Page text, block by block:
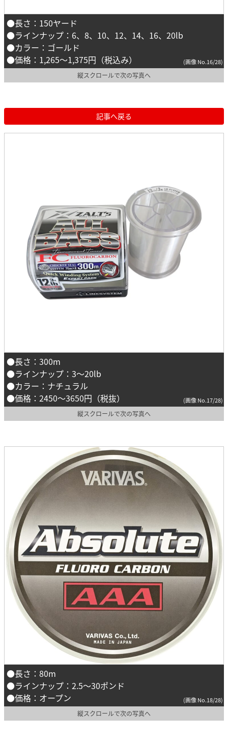
●長さ：150ヤード
●ラインナップ：6、8、10、12、14、16、20lb
●カラー：ゴールド
●価格：1,265〜1,375円（税込み）
(画像 No.16/28)
縦スクロールで次の写真へ
記事へ戻る
●長さ：300m
●ラインナップ：3～20lb
●カラー：ナチュラル
●価格：2450～3650円（税抜）
(画像 No.17/28)
縦スクロールで次の写真へ
●長さ：80m
●ラインナップ：2.5～30ポンド
●価格：オープン
(画像 No.18/28)
縦スクロールで次の写真へ